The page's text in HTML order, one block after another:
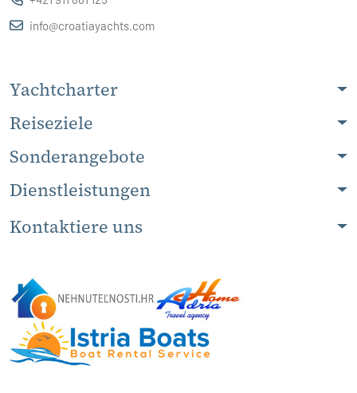
info@croatiayachts.com
Yachtcharter
Reiseziele
Sonderangebote
Dienstleistungen
Kontaktiere uns